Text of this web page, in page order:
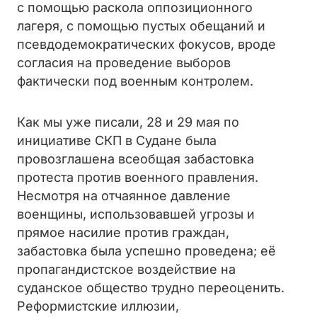
с помощью раскола оппозиционного
лагеря, с помощью пустых обещаний и
псевдодемократических фокусов, вроде
согласия на проведение выборов
фактически под военным контролем.
Как мы уже писали, 28 и 29 мая по
инициативе СКП в Судане была
провозглашена всеобщая забастовка
протеста против военного правления.
Несмотря на отчаянное давление
военщины, использовавшей угрозы и
прямое насилие против граждан,
забастовка была успешно проведена; её
пропагандистское воздействие на
суданское общество трудно переоценить.
Реформистские иллюзии,